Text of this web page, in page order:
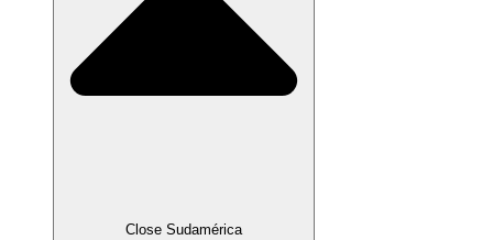
Close Sudamérica